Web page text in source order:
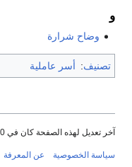
و
وضاح شرارة
تصنيف: أسر عاملية
آخر تعديل لهذه الصفحة كان في 03:10, 19 يونيو 2015.
سياسة الخصوصية عن المعرفة